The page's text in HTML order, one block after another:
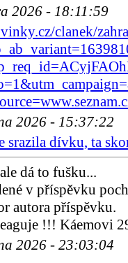
2026 - 18:11:59
clanek/
2026 - 15:37:22
srazila dívku, ta
dá to fušku...
v příspěvku
autora příspěvku.
!!! Káemovi
2026 - 23:03:04